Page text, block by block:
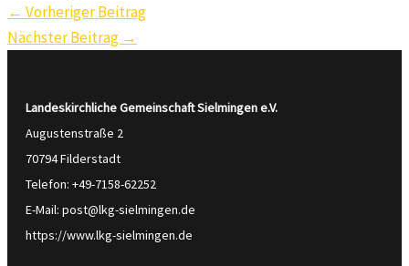
← Vorheriger Beitrag
Nächster Beitrag →
Landeskirchliche Gemeinschaft Sielmingene.V.
Augustenstraße 2
70794 Filderstadt
Telefon: +49-7158-62252
E-Mail: post@lkg-sielmingen.de
https://www.lkg-sielmingen.de